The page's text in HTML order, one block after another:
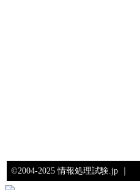
©2004-2025 情報処理試験.jp ｜